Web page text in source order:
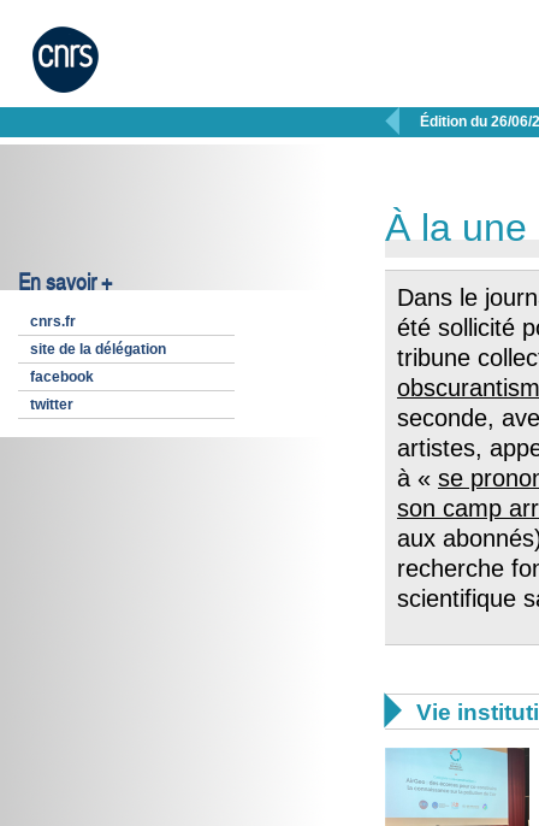
 Édition du 26/06/
En savoir +
cnrs.fr
site de la délégation
facebook
twitter
À la une
Dans le
été sollicité
tribune
seconde,
artistes,
à « se
son camp
aux
recherche
scientifique
 Vie